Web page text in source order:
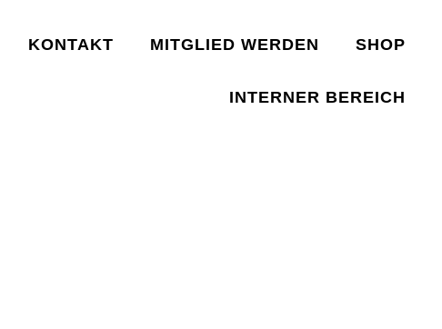
KONTAKT MITGLIED WERDEN SHOP
INTERNER BEREICH